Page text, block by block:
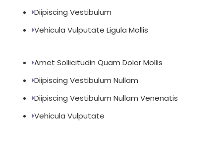
Diipiscing Vestibulum
Vehicula Vulputate Ligula Mollis
Amet Sollicitudin Quam Dolor Mollis
Diipiscing Vestibulum Nullam
Diipiscing Vestibulum Nullam Venenatis
Vehicula Vulputate